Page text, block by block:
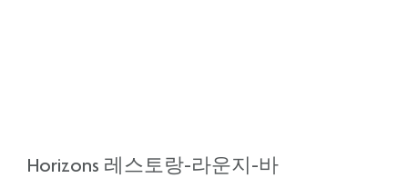
Horizons 레스토랑-라운지-바